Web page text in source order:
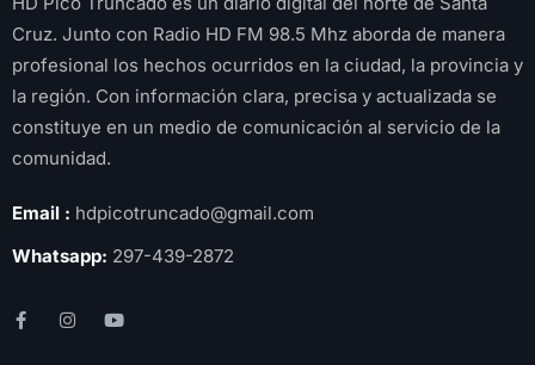
Cruz. Junto con Radio HD FM 98.5 Mhz aborda de manera
profesional los hechos ocurridos en la ciudad, la provincia y
la región. Con información clara, precisa y actualizada se
constituye en un medio de comunicación al servicio de la
comunidad.
Email : hdpicotruncado@gmail.com
Whatsapp: 297-439-2872